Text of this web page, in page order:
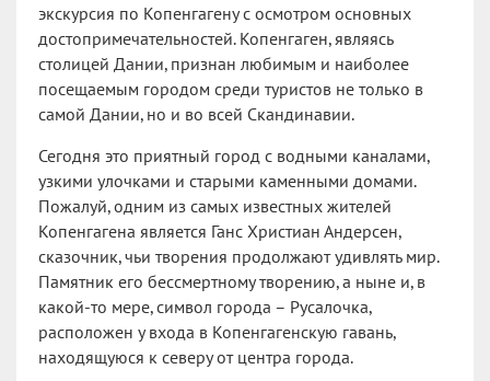
экскурсия по Копенгагену с осмотром основных
достопримечательностей. Копенгаген, являясь
столицей Дании, признан любимым и наиболее
посещаемым городом среди туристов не только в
самой Дании, но и во всей Скандинавии.
Сегодня это приятный город с водными каналами,
узкими улочками и старыми каменными домами.
Пожалуй, одним из самых известных жителей
Копенгагена является Ганс Христиан Андерсен,
сказочник, чьи творения продолжают удивлять мир.
Памятник его бессмертному творению, а ныне и, в
какой-то мере, символ города – Русалочка,
расположен у входа в Копенгагенскую гавань,
находящуюся к северу от центра города.